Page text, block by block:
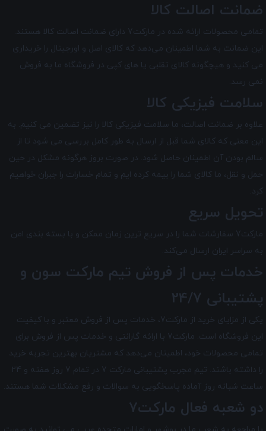
ضمانت اصالت کالا
تمامی محصولات ارائه شده در مارکت7
دارای ضمانت اصالت کالا هستند.
این ضمانت به شما اطمینان می‌دهد که کالای اصل و اورجینال را خریداری
می کنید و هیچگونه کالای تقلبی یا های کپی در فروشگاه ما به فروش
نمی رسد.
سلامت فیزیکی کالا
علاوه بر ضمانت اصالت، ما سلامت فیزیکی کالا را نیز تضمین می‌ کنیم. به
این معنی که کالای شما قبل از ارسال به طور کامل بررسی می شود تا از
سالم بودن آن اطمینان حاصل شود. در صورت بروز هرگونه مشکل در حین
حمل و نقل، ما کالای شما را بیمه کرده ایم و تمام خسارات را جبران خواهیم
کرد.
تحویل سریع
مارکت7 سفارشات شما را در سریع ترین زمان ممکن و با بسته بندی امن
به سراسر ایران ارسال می‌کند.
خدمات پس از فروش تیم مارکت سون و
پشتیبانی 24/7
یکی از مزایای خرید از مارکت7، خدمات پس از فروش معتبر و با کیفیت
این فروشگاه است. مارکت7 با ارائه گارانتی و خدمات پس از فروش برای
تمامی محصولات خود، اطمینان می‌دهد که مشتریان بهترین تجربه خرید
را داشته باشند. تیم مجرب پشتیبانی مارکت 7 در تمام 7 روز هفته و 24
ساعت شبانه ‌روز آماده پاسخگویی به سوالات و رفع مشکلات شما هستند.
دو شعبه فعال مارکت7